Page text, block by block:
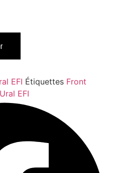
EFI Étiquettes Front
Ural EFI